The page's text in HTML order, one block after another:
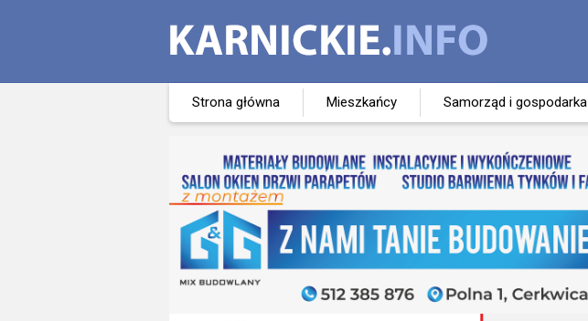
Strona główna Mieszkańcy Samorząd i gospodarka